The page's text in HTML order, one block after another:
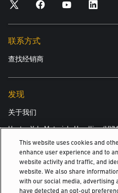
订单处理和库存控制由条形码系
其进度。
快速的零件订购、高效的处理以
下载手册
联系方式
查找经销商
发现
关于我们
Hyster-Yale Materials Handling
职业发展
职业发展
This website uses cookies and
enhance user experience and to
website activity and traffic, and
website. We also share
with our social media, advertising
have detected an opt-out